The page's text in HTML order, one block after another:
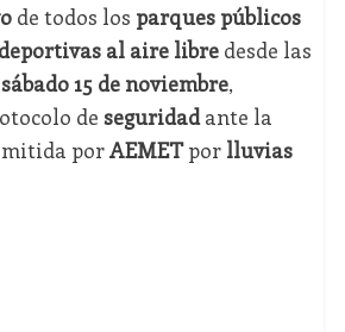
de todos los parques públicos
al aire libredesde las
15 de noviembre,
de seguridadante la
porAEMETpor lluvias